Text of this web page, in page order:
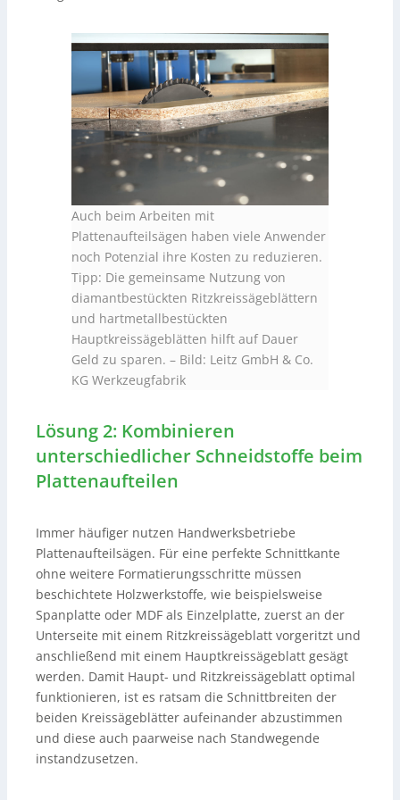
Auch beim Arbeiten mit
Plattenaufteilsägen haben viele Anwender
noch Potenzial ihre Kosten zu reduzieren.
Tipp: Die gemeinsame Nutzung von
diamantbestückten Ritzkreissägeblättern
und hartmetallbestückten
Hauptkreissägeblätten hilft auf Dauer
Geld zu sparen. – Bild: Leitz GmbH & Co.
KG Werkzeugfabrik
Lösung 2: Kombinieren
unterschiedlicher Schneidstoffe beim
Plattenaufteilen
Immer häufiger nutzen Handwerksbetriebe
Plattenaufteilsägen. Für eine perfekte Schnittkante
ohne weitere Formatierungsschritte müssen
beschichtete Holzwerkstoffe, wie beispielsweise
Spanplatte oder MDF als Einzelplatte, zuerst an der
Unterseite mit einem Ritzkreissägeblatt vorgeritzt und
anschließend mit einem Hauptkreissägeblatt gesägt
werden. Damit Haupt- und Ritzkreissägeblatt optimal
funktionieren, ist es ratsam die Schnittbreiten der
beiden Kreissägeblätter aufeinander abzustimmen
und diese auch paarweise nach Standwegende
instandzusetzen.